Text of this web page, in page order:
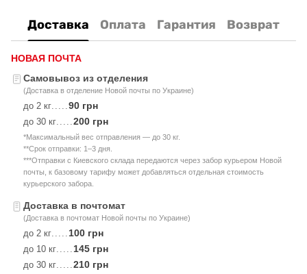
Доставка Оплата Гарантия Возврат
НОВАЯ ПОЧТА
Самовывоз из отделения
(Доставка в отделение Новой почты по Украине)
до 2 кг.....90 грн
до 30 кг.....200 грн
*Максимальный вес отправления — до 30 кг.
**Срок отправки: 1–3 дня.
***Отправки с Киевского склада передаются через забор курьером Новой
почты, к базовому тарифу может добавляться отдельная стоимость
курьерского забора.
Доставка в почтомат
(Доставка в почтомат Новой почты по Украине)
до 2 кг.....100 грн
до 10 кг.....145 грн
до 30 кг.....210 грн